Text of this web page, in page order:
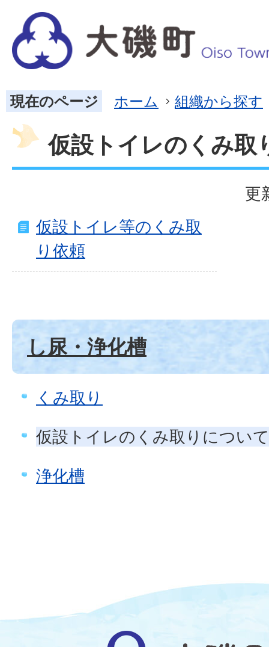
現在のページ ホーム 組織から探す
仮設トイレのくみ取
更
仮設トイレ等のくみ取
り依頼
し尿・浄化槽
くみ取り
仮設トイレのくみ取りについて
浄化槽